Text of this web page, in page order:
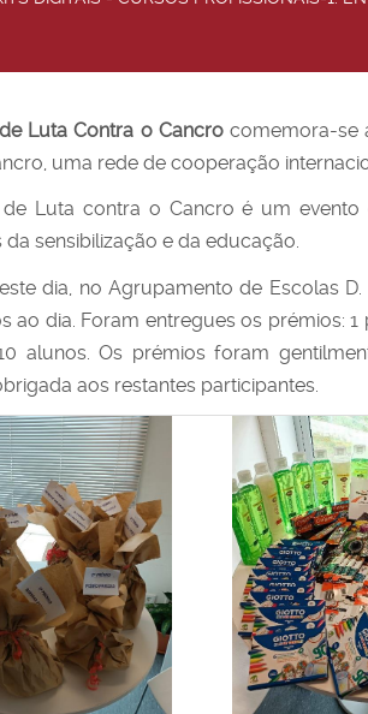
Luta Contra o Cancrocomemora-se
uma rede de cooperação
de Luta contra o Cancro é um
da sensibilização e da educação.
dia, no Agrupamento de Escolas
ao dia. Foram entregues os prémios:
alunos. Os prémios foram
aos restantes participantes.